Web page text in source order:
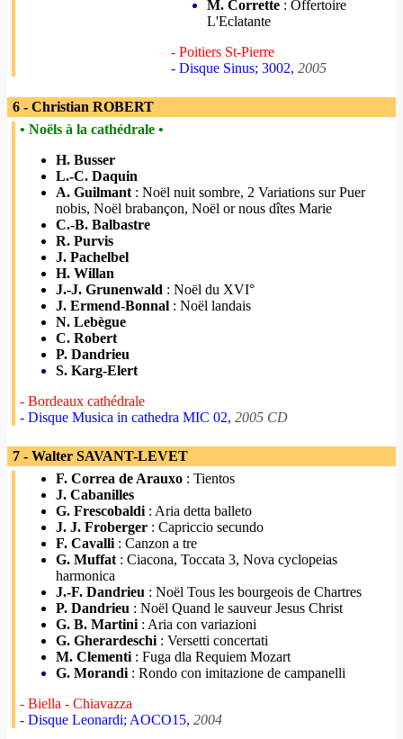
M. Corrette : Offertoire
L'Eclatante
- Poitiers St-Pierre
- Disque Sinus; 3002, 2005
6 - Christian ROBERT
• Noëls à la cathédrale •
H. Busser
L.-C. Daquin
A. Guilmant : Noël nuit sombre, 2 Variations sur Puer
nobis, Noël brabançon, Noël or nous dîtes Marie
C.-B. Balbastre
R. Purvis
J. Pachelbel
H. Willan
J.-J. Grunenwald : Noël du XVI°
J. Ermend-Bonnal : Noël landais
N. Lebègue
C. Robert
P. Dandrieu
S. Karg-Elert
- Bordeaux cathédrale
- Disque Musica in cathedra MIC 02, 2005 CD
7 - Walter SAVANT-LEVET
F. Correa de Arauxo : Tientos
J. Cabanilles
G. Frescobaldi : Aria detta balleto
J. J. Froberger : Capriccio secundo
F. Cavalli : Canzon a tre
G. Muffat : Ciacona, Toccata 3, Nova cyclopeias
harmonica
J.-F. Dandrieu : Noël Tous les bourgeois de Chartres
P. Dandrieu : Noël Quand le sauveur Jesus Christ
G. B. Martini : Aria con variazioni
G. Gherardeschi : Versetti concertati
M. Clementi : Fuga dla Requiem Mozart
G. Morandi : Rondo con imitazione de campanelli
- Biella - Chiavazza
- Disque Leonardi; AOCO15, 2004